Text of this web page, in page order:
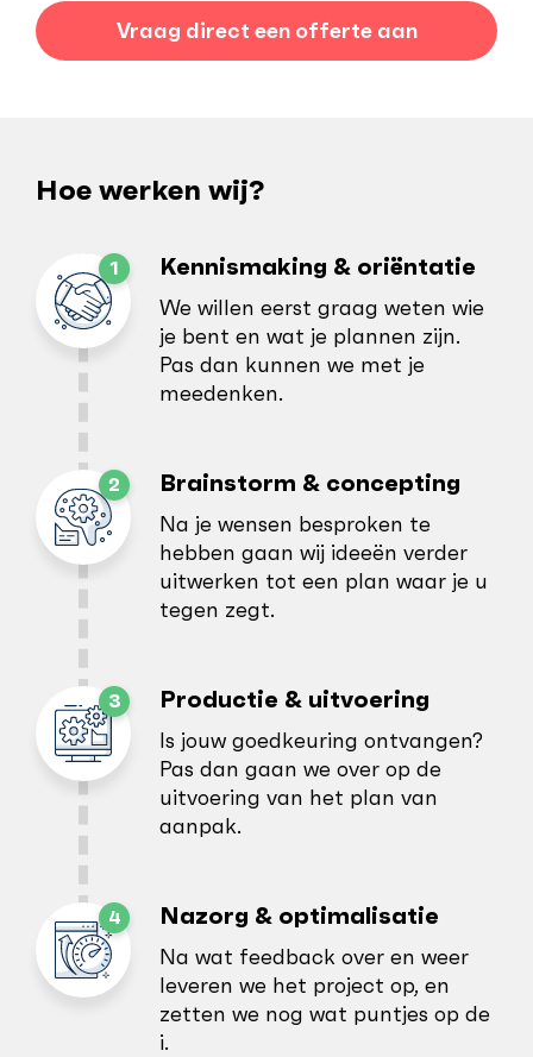
Hoe werken wij?
Kennismaking & oriëntatie
We willen eerst graag weten wie
je bent en wat je plannen zijn.
Pas dan kunnen we met je
meedenken.
Brainstorm & concepting
Na je wensen besproken te
hebben gaan wij ideeën verder
uitwerken tot een plan waar je u
tegen zegt.
Productie & uitvoering
Is jouw goedkeuring ontvangen?
Pas dan gaan we over op de
uitvoering van het plan van
aanpak.
Nazorg & optimalisatie
Na wat feedback over en weer
leveren we het project op, en
zetten we nog wat puntjes op de
i.